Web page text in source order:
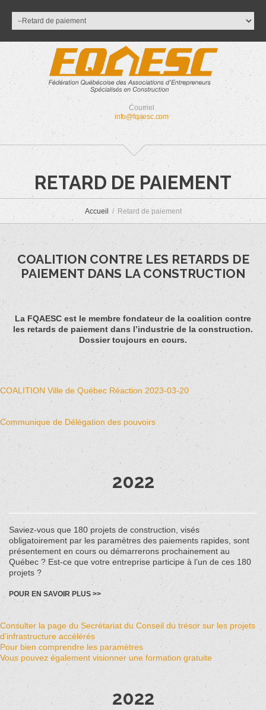
Courriel
info@fqaesc.com
RETARD DE PAIEMENT
Accueil Retard de paiement
COALITION CONTRE LES RETARDS DE
PAIEMENT DANS LA CONSTRUCTION
La FQAESC est le membre fondateur de la coalition contre
les retards de paiement dans l’industrie de la construction.
Dossier toujours en cours.
COALITION Ville de Québec Réaction 2023-03-20
Communique de Délégation des pouvoirs
2022
Saviez-vous que 180 projets de construction, visés
obligatoirement par les paramètres des paiements rapides, sont
présentement en cours ou démarrerons prochainement au
Québec ? Est-ce que votre entreprise participe à l’un de ces 180
projets ?
POUR EN SAVOIR PLUS >>
Consulter la page du Secrétariat du Conseil du trésor sur les projets
d’infrastructure accélérés
Pour bien comprendre les paramètres
Vous pouvez également visionner une formation gratuite
2022